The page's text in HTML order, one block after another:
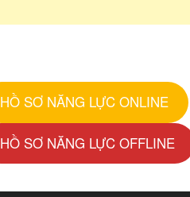
HỒ SƠ NĂNG LỰC ONLINE
HỒ SƠ NĂNG LỰC OFFLINE